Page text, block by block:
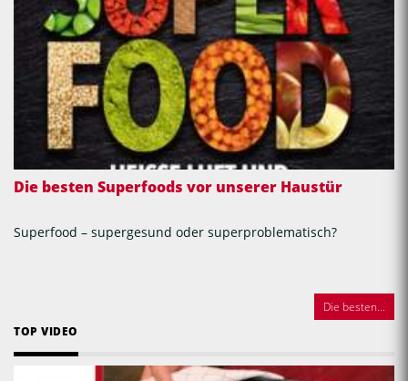
Die besten Superfoods vor unserer Haustür
Superfood – supergesund oder superproblematisch?
Die besten...
TOP VIDEO